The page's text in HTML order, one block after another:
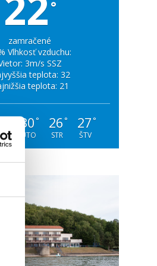
°
zamračené
Vlhkosť vzduchu:
3m/s SSZ
teplota: 32
teplota: 21
° 30 °
UTO
26 °
STR
27 °
ŠTV